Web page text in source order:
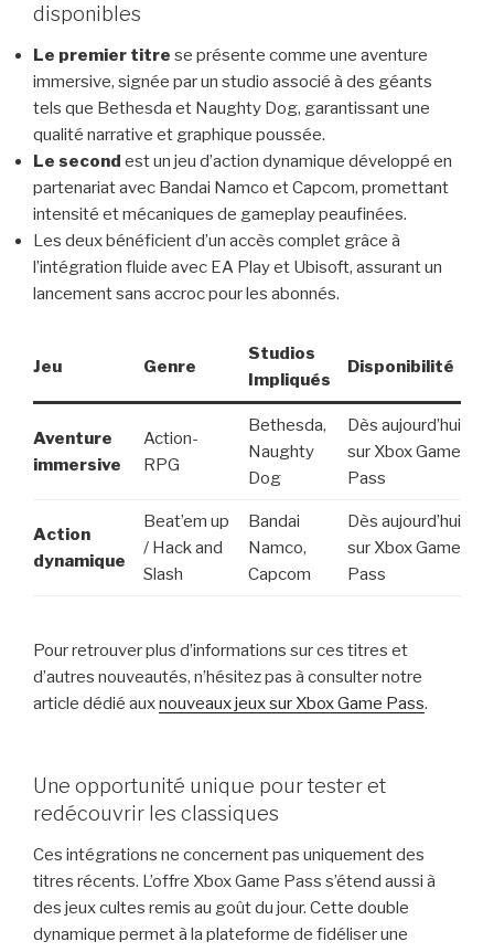
disponibles
Le premier titre se présente comme une aventure
immersive, signée par un studio associé à des géants
tels que Bethesda et Naughty Dog, garantissant une
qualité narrative et graphique poussée.
Le second est un jeu d’action dynamique développé en
partenariat avec Bandai Namco et Capcom, promettant
intensité et mécaniques de gameplay peaufinées.
Les deux bénéficient d’un accès complet grâce à
l’intégration fluide avec EA Play et Ubisoft, assurant un
lancement sans accroc pour les abonnés.
Jeu Genre
Studios
Impliqués
Disponibilité
Aventure
immersive
Action-
RPG
Bethesda,
Naughty
Dog
Dès aujourd’hui
sur Xbox Game
Pass
Action
dynamique
Beat’em up
/ Hack and
Slash
Bandai
Namco,
Capcom
Dès aujourd’hui
sur Xbox Game
Pass
Pour retrouver plus d’informations sur ces titres et
d’autres nouveautés, n’hésitez pas à consulter notre
article dédié auxnouveaux jeux sur Xbox Game Pass.
Une opportunité unique pour tester et
redécouvrir les classiques
Ces intégrations ne concernent pas uniquement des
titres récents. L’offre Xbox Game Pass s’étend aussi à
des jeux cultes remis au goût du jour. Cette double
dynamique permet à la plateforme de fidéliser une